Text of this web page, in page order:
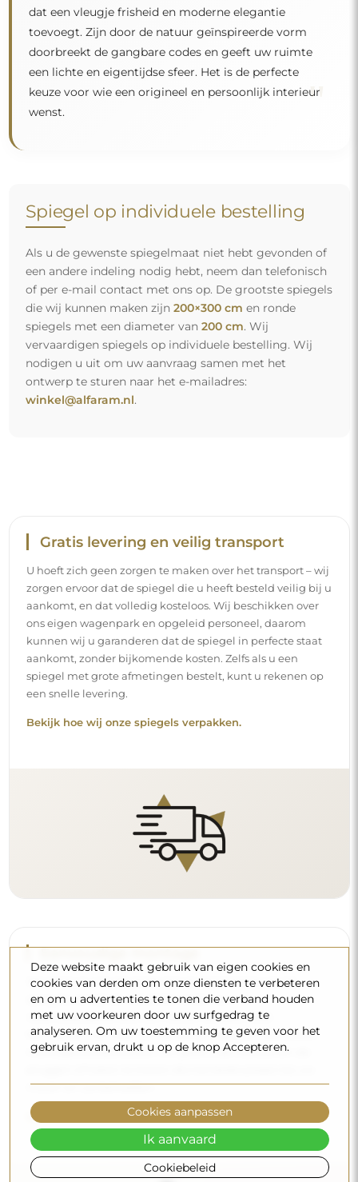
dat een vleugje frisheid en moderne elegantie
toevoegt. Zijn door de natuur geïnspireerde vorm
doorbreekt de gangbare codes en geeft uw ruimte
een lichte en eigentijdse sfeer. Het is de perfecte
keuze voor wie een origineel en persoonlijk interieur
wenst.
"
Spiegel op individuele bestelling
Als u de gewenste spiegelmaat niet hebt gevonden of
een andere indeling nodig hebt, neem dan telefonisch
of per e-mail contact met ons op. De grootste spiegels
die wij kunnen maken zijn 200×300 cm en ronde
spiegels met een diameter van 200 cm. Wij
vervaardigen spiegels op individuele bestelling. Wij
nodigen u uit om uw aanvraag samen met het
ontwerp te sturen naar het e-mailadres:
winkel@alfaram.nl.
Gratis levering en veilig transport
U hoeft zich geen zorgen te maken over het transport – wij
zorgen ervoor dat de spiegel die u heeft besteld veilig bij u
aankomt, en dat volledig kosteloos. Wij beschikken over
ons eigen wagenpark en opgeleid personeel, daarom
kunnen wij u garanderen dat de spiegel in perfecte staat
aankomt, zonder bijkomende kosten. Zelfs als u een
spiegel met grote afmetingen bestelt, kunt u rekenen op
een snelle levering.
Bekijk hoe wij onze spiegels verpakken.
Eenvoudige montage
Wij staan in voor de productie en de levering van de
spiegels, terwijl de installatie onder uw
verantwoordelijkheid valt. Gezien de specifieke
kenmerken van elke ruimte bieden wij geen standaard
montageaccessoires aan. Dit geeft u de vrijheid om de
muren en uw behoeften.
Lees onze installatiegids stap voor stap.
Deze website maakt gebruik van eigen cookies en
cookies van derden om onze diensten te verbeteren
en om u advertenties te tonen die verband houden
met uw voorkeuren door uw surfgedrag te
analyseren. Om uw toestemming te geven voor het
gebruik ervan, drukt u op de knop Accepteren.
Cookiebeleid
Cookies aanpassen
Ik aanvaard